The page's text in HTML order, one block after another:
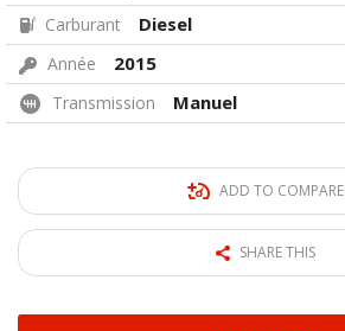
Carburant Diesel
Année 2015
Transmission Manuel
ADD TO COMPARE
SHARE THIS